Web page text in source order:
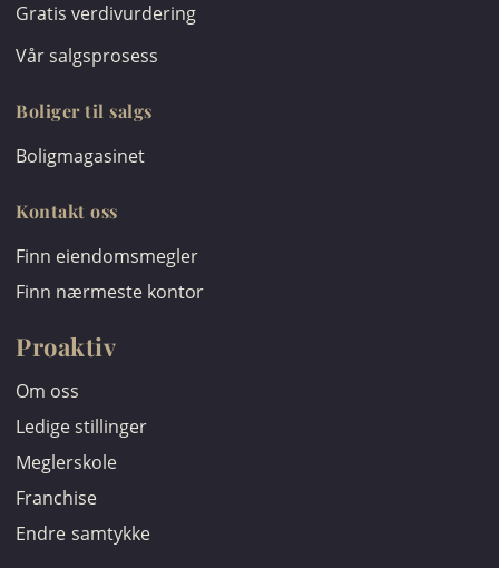
Gratis verdivurdering
Vår salgsprosess
Boliger til salgs
Boligmagasinet
Kontakt oss
Finn eiendomsmegler
Finn nærmeste kontor
Proaktiv
Om oss
Ledige stillinger
Meglerskole
Franchise
Endre samtykke